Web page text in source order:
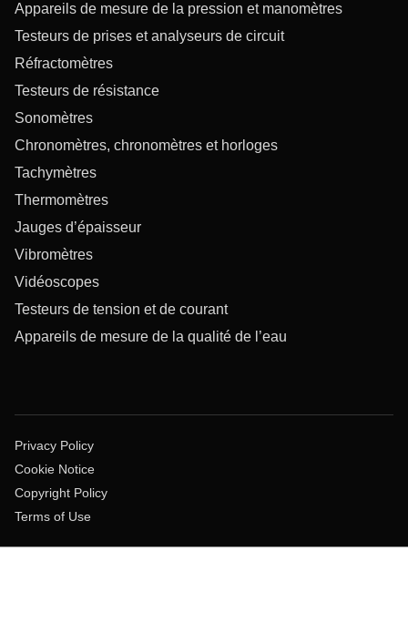
Appareils de mesure de la pression et manomètres
Testeurs de prises et analyseurs de circuit
Réfractomètres
Testeurs de résistance
Sonomètres
Chronomètres, chronomètres et horloges
Tachymètres
Thermomètres
Jauges d’épaisseur
Vibromètres
Vidéoscopes
Testeurs de tension et de courant
Appareils de mesure de la qualité de l’eau
Privacy Policy
Cookie Notice
Copyright Policy
Terms of Use